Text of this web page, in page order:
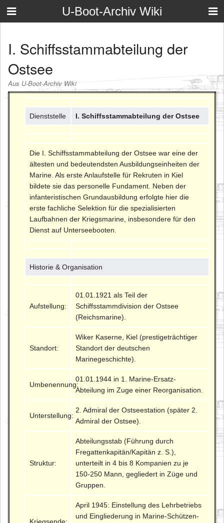
U-Boot-Archiv Wiki
I. Schiffsstammabteilung der
Ostsee
Aus U-Boot-Archiv Wiki
Dienststelle I. Schiffsstammabteilung der Ostsee
Die I. Schiffsstammabteilung der Ostsee war eine der
ältesten und bedeutendsten Ausbildungseinheiten der
Marine. Als erste Anlaufstelle für Rekruten in Kiel
bildete sie das personelle Fundament. Neben der
infanteristischen Grundausbildung erfolgte hier die
erste fachliche Selektion für die spezialisierten
Laufbahnen der Kriegsmarine, insbesondere für den
Dienst auf Unterseebooten.
Historie & Organisation
Aufstellung:
01.01.1921 als Teil der
Schiffsstammdivision der Ostsee
(Reichsmarine).
Standort:
Wiker Kaserne, Kiel (prestigeträchtiger
Standort der deutschen
Marinegeschichte).
Umbenennung:
01.01.1944 in 1. Marine-Ersatz-
Abteilung im Zuge einer Reorganisation.
Unterstellung:
2. Admiral der Ostseestation (später 2.
Admiral der Ostsee).
Struktur:
Abteilungsstab (Führung durch
Fregattenkapitän/Kapitän z. S.),
unterteilt in 4 bis 8 Kompanien zu je
150-250 Mann, gegliedert in Züge und
Gruppen.
April 1945: Einstellung des Lehrbetriebs
und Eingliederung in Marine-Schützen-